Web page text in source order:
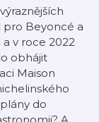
pro Beyoncé a
v roce 2022
obhájit
Maison
do